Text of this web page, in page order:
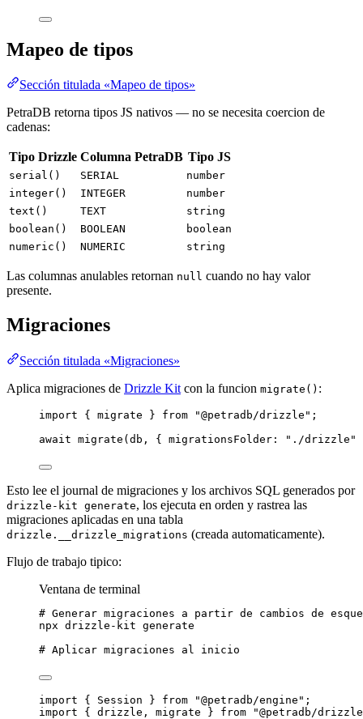
Mapeo de tipos
Sección titulada «Mapeo de tipos»
PetraDB retorna tipos JS nativos — no se necesita coercion de
cadenas:
Tipo Drizzle Columna PetraDB Tipo JS
serial() SERIAL
number
integer()
INTEGER
number
text()
TEXT
string
boolean()
BOOLEAN
boolean
numeric()
NUMERIC string
Las columnas anulables retornan null cuando no hay valor
presente.
Migraciones
Sección titulada «Migraciones»
Aplica migraciones de Drizzle Kit con la funcion migrate() :
import { migrate } from "@petradb/drizzle " ;
await migrate (db, { migrationsFolder: " ./drizzle "
Esto lee el journal de migraciones y los archivos SQL generados por
drizzle-kit generate, los ejecuta en orden y rastrea las
migraciones aplicadas en una tabla
drizzle.__drizzle_migrations (creada automaticamente).
Flujo de trabajo tipico:
Ventana de terminal
# Generar migraciones a partir de cambios de
npx drizzle-kit generate
# Aplicar migraciones al inicio
import { Session } from "@petradb/engine " ;
import { drizzle, migrate } from "@petradb/drizzle